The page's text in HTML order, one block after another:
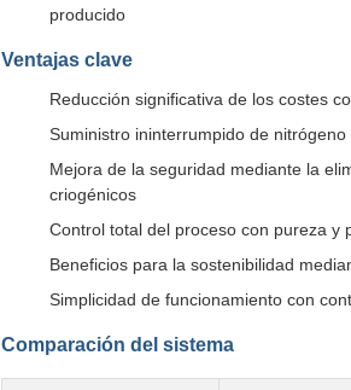
producido
Ventajas clave
Reducción significativa de los costes
Suministro ininterrumpido de
Mejora de la seguridad mediante la
criogénicos
Control total del proceso con pureza y
Beneficios para la sostenibilidad
Simplicidad de funcionamiento con
Comparación del sistema